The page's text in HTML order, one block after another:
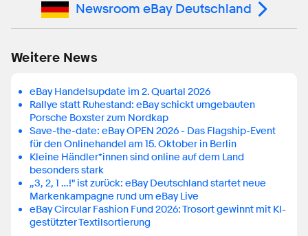
Newsroom eBay Deutschland
Weitere News
eBay Handelsupdate im 2. Quartal 2026
Rallye statt Ruhestand: eBay schickt umgebauten
Porsche Boxster zum Nordkap
Save-the-date: eBay OPEN 2026 - Das Flagship-Event
für den Onlinehandel am 15. Oktober in Berlin
Kleine Händler*innen sind online auf dem Land
besonders stark
„3, 2, 1 …!" ist zurück: eBay Deutschland startet neue
Markenkampagne rund um eBay Live
eBay Circular Fashion Fund 2026: Trosort gewinnt mit KI-
gestützter Textilsortierung